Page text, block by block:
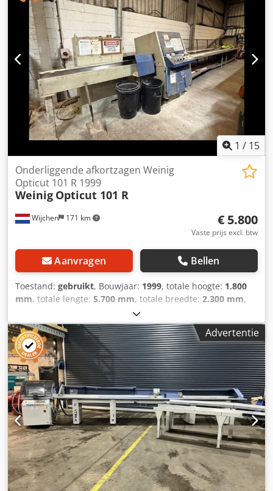
1 / 15
Wijchen 171 km
Onderliggende afkortzagen Weinig
Opticut 101 R 1999
Weinig Opticut 101 R
€ 5.800
Vaste prijs excl. btw
Aanvragen Bellen
Toestand: gebruikt, Bouwjaar: 1999, totale hoogte: 1.800
mm, totale lengte: 5.700 mm, totale breedte: 2.300 mm,
Kleur: Wit Gewicht: 2.000 kg - Bouwjaar: 1999 -
Documentatie aanwezig: Nee - CE certificaat aanwezig: Nee
- Serienummer: 10.7488 - Vermogen hoofdmotor [kW]: 6.3 -
Max. zaaglengte [mm]: 5200 - Max. zaagbreedte [mm]: 360
- Max. zaagblad diameter [mm]: 600 - Lengte invoertafel
[mm]: 5200 - Lengte uitvoertafel [mm]: 3300 - Opties:
Automatisch opduwsysteem - Transportafmetingen:
5700mm x 2300mm x 1800mm (l x b x h) -
Transportgewicht [kg]: 2000kg - Transportcolli [st.]: 2
Financiële informatie BTW: De getoonde prijs is exclusief
BTW BTW/marge: BTW verrekenbaar voor ondernemers
Levering en inruil altijd mogelijk van alles in de industriële
sectoren Yorick Diebels Dcedpezmxvzjfx Afnjk
Advertentie